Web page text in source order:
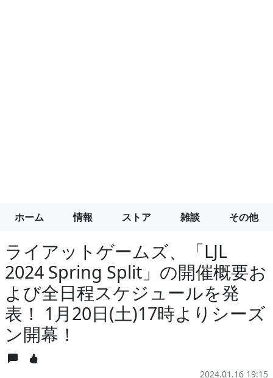
ホーム 情報 ストア 雑談 その他
ライアットゲームズ、「LJL
2024 Spring Split」の開催概要お
よび全日程スケジュールを発
表！ 1月20日(土)17時よりシーズ
ン開幕！
2024.01.16 19:15